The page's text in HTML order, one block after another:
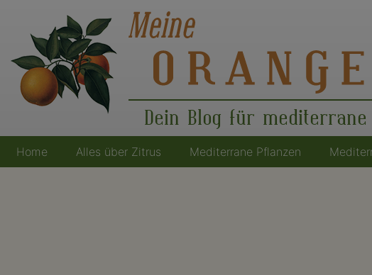
Dein Blog für mediterrane
Hauptnavigation
Home Alles über Zitrus Mediterrane Pflanzen